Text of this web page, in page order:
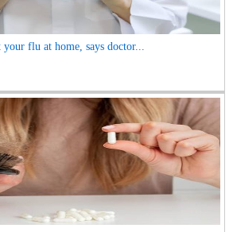
your flu at home, says doctor...